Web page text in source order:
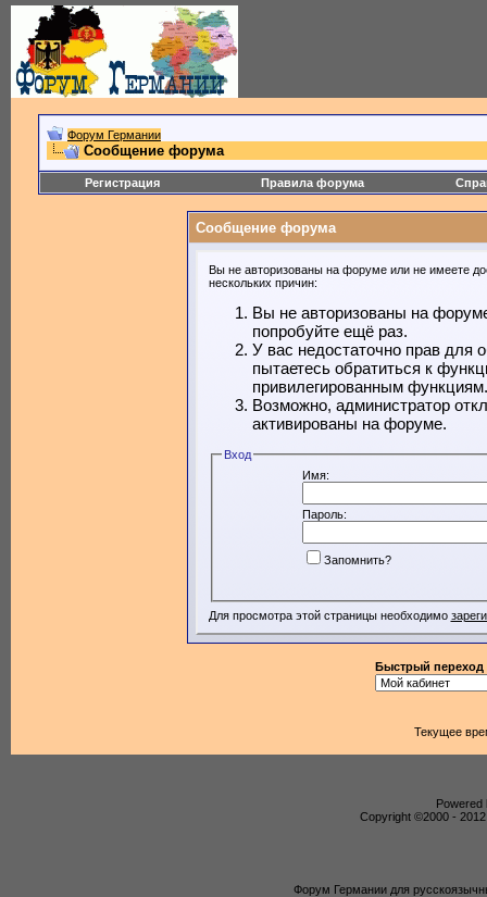
Форум Германии
Сообщение форума
Регистрация Правила форума
Сообщение форума
Вы не авторизованы на форуме или не имеете
нескольких причин:
Вы не авторизованы на
попробуйте ещё раз.
У вас недостаточно прав для
пытаетесь обратиться к
привилегированным функциям.
Возможно, администратор
активированы на форуме.
Вход
Имя:
Пароль:
Запомнить?
Для просмотра этой страницы необходимо
Быстрый переход
Текущее
Powered
Copyright ©2000 -
Форум Германии для